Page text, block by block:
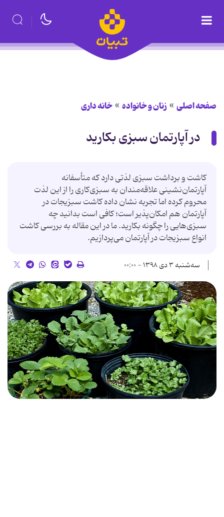
صفحه اصلی زنان و خانواده خانه داری
در آپارتمان سبزی بکارید
کاشت و برداشت سبزی لذتی دارد که متأسفانه
آپارتمان‌نشینی علاقه‌مندان به سبزی‌کاری را از این لذت
محروم کرده اما تجربه نشان داده کاشت سبزیجات در
آپارتمان هم امکان‌پذیر است؛ کافی است بدانید چه
سبزی‌هایی را چگونه بکارید. ما در این مقاله به بررسی کاشت
انواع سبزیجات در آپارتمان می‌پردازیم.
سه‌شنبه ۳ دی ۱۳۹۸ - ۰۰:۰۰